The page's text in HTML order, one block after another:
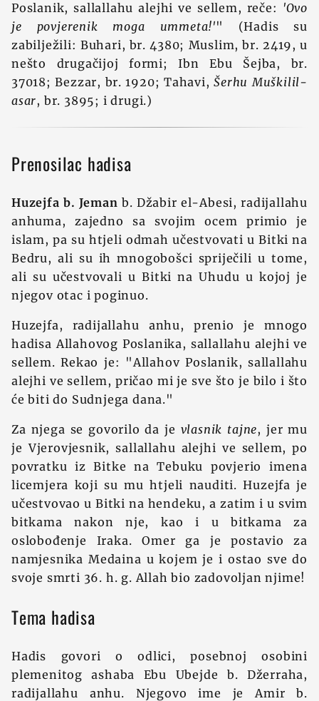
Poslanik, sallallahu alejhi ve sellem, reče: 'Ovo
je povjerenik moga ummeta!'" (Hadis su
zabilježili: Buhari, br. 4380; Muslim, br. 2419, u
nešto drugačijoj formi; Ibn Ebu Šejba, br.
37018; Bezzar, br. 1920; Tahavi,Šerhu Muškilil-
asar, br. 3895; i drugi.)
Prenosilac hadisa
Huzejfa b. Jeman b. Džabir el-Abesi, radijallahu
anhuma, zajedno sa svojim ocem primio je
islam, pa su htjeli odmah učestvovati u Bitki na
Bedru, ali su ih mnogobošci spriječili u tome,
ali su učestvovali u Bitki na Uhudu u kojoj je
njegov otac i poginuo.
Huzejfa, radijallahu anhu, prenio je mnogo
hadisa Allahovog Poslanika, sallallahu alejhi ve
sellem. Rekao je: "Allahov Poslanik, sallallahu
alejhi ve sellem, pričao mi je sve što je bilo i što
će biti do Sudnjega dana."
Za njega se govorilo da je vlasnik tajne, jer mu
je Vjerovjesnik, sallallahu alejhi ve sellem, po
povratku iz Bitke na Tebuku povjerio imena
licemjera koji su mu htjeli nauditi. Huzejfa je
učestvovao u Bitki na hendeku, a zatim i u svim
bitkama nakon nje, kao i u bitkama za
oslobođenje Iraka. Omer ga je postavio za
namjesnika Medaina u kojem je i ostao sve do
svoje smrti 36. h. g. Allah bio zadovoljan njime!
Tema hadisa
Hadis govori o odlici, posebnoj osobini
plemenitog ashaba Ebu Ubejde b. Džerraha,
radijallahu anhu. Njegovo ime je Amir b.